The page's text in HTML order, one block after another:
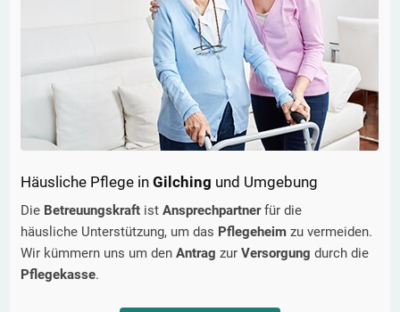
Häusliche Pflege in Gilching und Umgebung
Die Betreuungskraft ist Ansprechpartnerfür die
häusliche Unterstützung, um das Pflegeheim zu vermeiden.
Wir kümmern uns um den Antrag zur Versorgung durch die
Pflegekasse.